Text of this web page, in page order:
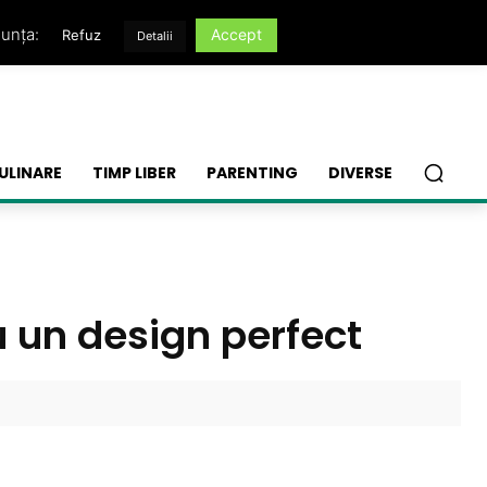
TIMP LIBER PARENTING DIVERSE
un design perfect
Refuz Detalii Accept